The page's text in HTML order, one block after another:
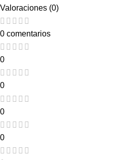
Valoraciones (0)
0 comentarios
0
0
0
0